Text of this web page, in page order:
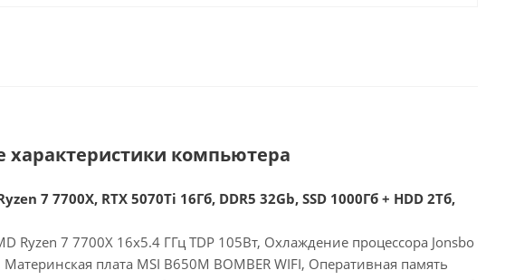
характеристики компьютера
7 7700X, RTX 5070Ti 16Гб, DDR5 32Gb, SSD 1000Гб + HDD 2Тб,
Ryzen 7 7700X 16x5.4 ГГц TDP 105Вт, Охлаждение процессора Jonsbo
Материнская плата MSI B650M BOMBER WIFI, Оперативная память